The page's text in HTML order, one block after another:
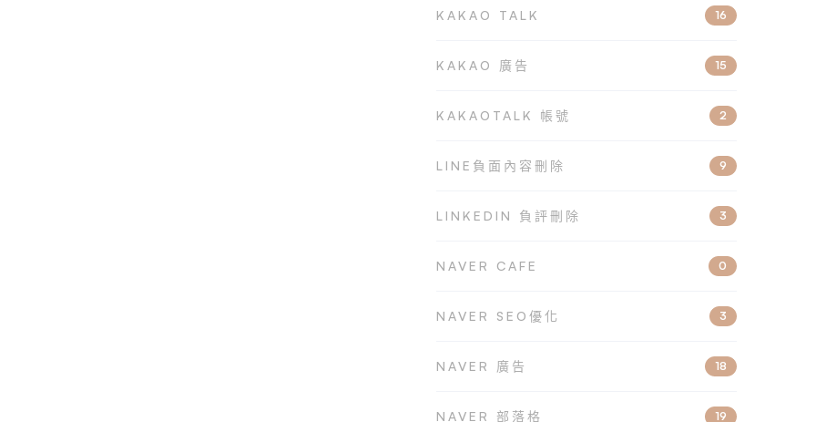
KAKAO TALK 16
KAKAO 廣告 15
KAKAOTALK 帳號 2
LINE負面內容刪除 9
LINKEDIN 負評刪除 3
NAVER CAFE 0
NAVER SEO優化 3
NAVER 廣告 18
NAVER 部落格 19